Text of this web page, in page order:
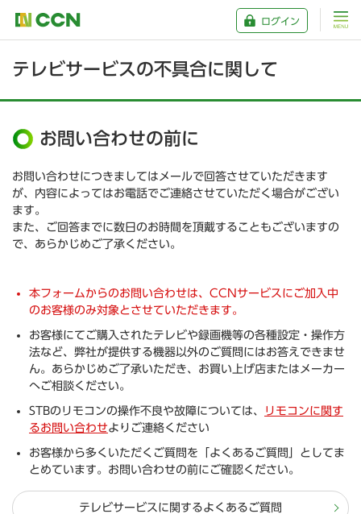
ログイン
テレビサービスの不具合に関して
お問い合わせの前に
お問い合わせにつきましてはメールで回答させていただきます
が、内容によってはお電話でご連絡させていただく場合がござい
ます。
また、ご回答までに数日のお時間を頂戴することもございますの
で、あらかじめご了承ください。
本フォームからのお問い合わせは、CCNサービスにご加入中
のお客様のみ対象とさせていただきます。
お客様にてご購入されたテレビや録画機等の各種設定・操作方
法など、弊社が提供する機器以外のご質問にはお答えできませ
ん。あらかじめご了承いただき、お買い上げ店またはメーカー
へご相談ください。
STBのリモコンの操作不良や故障については、
リモコンに関す
るお問い合わせよりご連絡ください
お客様から多くいただくご質問を「よくあるご質問」としてま
とめています。お問い合わせの前にご確認ください。
テレビサービスに関するよくあるご質問